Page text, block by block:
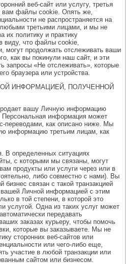
веб-сайт или услугу, третья
вам файлы cookie. Опять же,
не распространяется на
третьими лицами, и мы не
их политику и практику
виду, что файлы cookie,
могут продолжать отслеживать ваши
как вы покинули наш сайт, и эти
запросы «Не отслеживать», которые
браузера или устройства.
ИНФОРМАЦИЕЙ, ПОЛУЧЕННОЙ
вашу Личную информацию
информация может
переводами, как описано ниже. Мы
информацию третьим лицам, как
В определенных ситуациях
с которыми мы связаны, могут
продукты или услуги через или в
либо совместно с нами). Вы
бизнес связан с такой транзакцией
Личной информацией с этим
в той степени, в которой это
услугой. Одна из таких услуг может
передавать
заказах курьеру, чтобы помочь
которые вы заказываете. Мы не
сторонних веб-сайтов или
или чего-либо еще,
участие в любой транзакции или
сайтом или бизнесом.